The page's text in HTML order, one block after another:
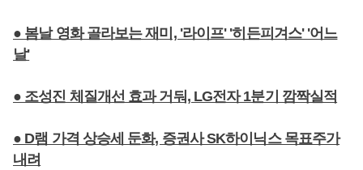
● 봄날 영화 골라보는 재미, '라이프' '히든피겨스' '어느
날'
● 조성진 체질개선 효과 거둬, LG전자 1분기 깜짝실적
● D램 가격 상승세 둔화, 증권사 SK하이닉스 목표주가
내려